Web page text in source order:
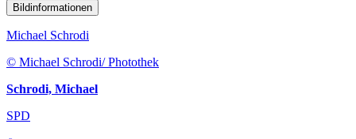
Bildinformationen
Michael Schrodi
© Michael Schrodi/ Photothek
Schrodi, Michael
SPD